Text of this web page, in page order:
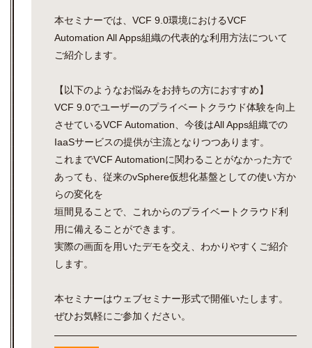
本セミナーでは、VCF 9.0環境におけるVCF
Automation All Apps組織の代表的な利用方法について
ご紹介します。
【以下のようなお悩みをお持ちの方におすすめ】
VCF 9.0でユーザーのプライベートクラウド体験を向上
させているVCF Automation、今後はAll Apps組織での
IaaSサービスの提供が主流となりつつあります。
これまでVCF Automationに関わることがなかった方で
あっても、従来のvSphere仮想化基盤としての使い方か
らの変化を
垣間見ることで、これからのプライベートクラウド利
用に備えることができます。
実際の画面を用いたデモを交え、わかりやすくご紹介
します。
本セミナーはウェブセミナー形式で開催いたします。
ぜひお気軽にご参加ください。